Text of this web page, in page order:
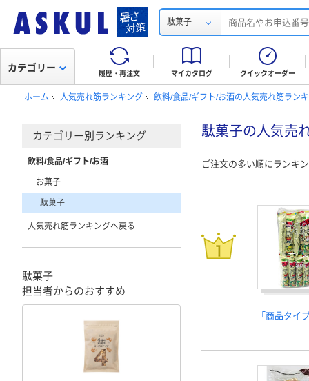
駄菓子
履歴・再注文 マイカタログ クイックオーダー
カテゴリー
ホーム 人気売れ筋ランキング 飲料/食品/ギフト/お酒の人気売れ筋ラン
駄菓子の人気売
ご注文の多い順にランキ
「商品タイ
カテゴリー別ランキング
飲料/食品/ギフト/お酒
お菓子
駄菓子
人気売れ筋ランキングへ戻る
駄菓子
担当者からのおすすめ